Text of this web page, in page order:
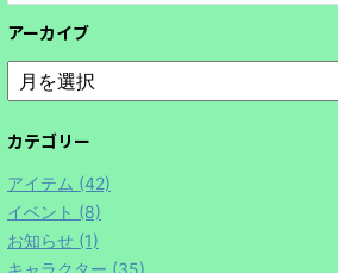
アーカイブ
カテゴリー
アイテム (42)
イベント (8)
お知らせ (1)
キャラクター (35)